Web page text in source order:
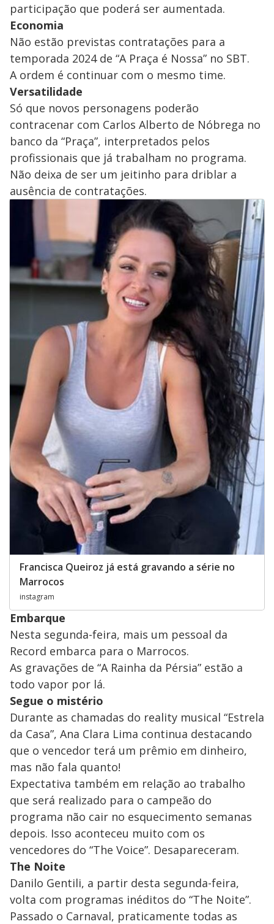
participação que poderá ser aumentada.
Economia
Não estão previstas contratações para a
temporada 2024 de “A Praça é Nossa” no SBT.
A ordem é continuar com o mesmo time.
Versatilidade
Só que novos personagens poderão
contracenar com Carlos Alberto de Nóbrega no
banco da “Praça”, interpretados pelos
profissionais que já trabalham no programa.
Não deixa de ser um jeitinho para driblar a
ausência de contratações.
Francisca Queiroz já está gravando a série no
Marrocos
instagram
Embarque
Nesta segunda-feira, mais um pessoal da
Record embarca para o Marrocos.
As gravações de “A Rainha da Pérsia” estão a
todo vapor por lá.
Segue o mistério
Durante as chamadas do reality musical “Estrela
da Casa”, Ana Clara Lima continua destacando
que o vencedor terá um prêmio em dinheiro,
mas não fala quanto!
Expectativa também em relação ao trabalho
que será realizado para o campeão do
programa não cair no esquecimento semanas
depois. Isso aconteceu muito com os
vencedores do “The Voice”. Desapareceram.
The Noite
Danilo Gentili, a partir desta segunda-feira,
volta com programas inéditos do “The Noite”.
Passado o Carnaval, praticamente todas as